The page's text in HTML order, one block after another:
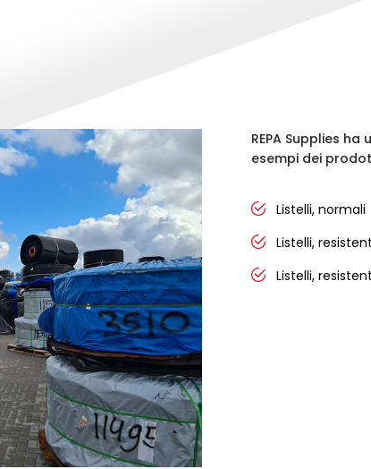
REPA Supplies
esempi dei
Listelli, normali
Listelli,
Listelli,